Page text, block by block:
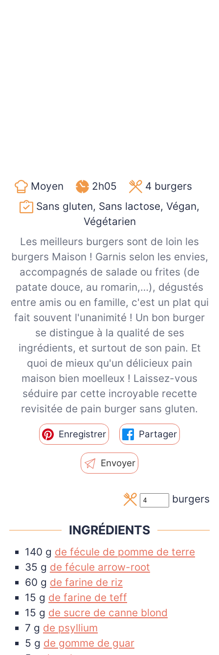
Moyen 2h05 4 burgers
Sans gluten, Sans lactose, Végan,
Végétarien
Les meilleurs burgers sont de loin les
burgers Maison ! Garnis selon les envies,
accompagnés de salade ou frites (de
patate douce, au romarin,…), dégustés
entre amis ou en famille, c'est un plat qui
fait souvent l'unanimité ! Un bon burger
se distingue à la qualité de ses
ingrédients, et surtout de son pain. Et
quoi de mieux qu'un délicieux pain
maison bien moelleux ! Laissez-vous
séduire par cette incroyable recette
revisitée de pain burger sans gluten.
Enregistrer Partager
Envoyer
burgers
INGRÉDIENTS
140 g de fécule de pomme de terre
35 g de fécule arrow-root
60 g de farine de riz
15 g de farine de teff
15 g de sucre de canne blond
7 g de psyllium
5 g de gomme de guar